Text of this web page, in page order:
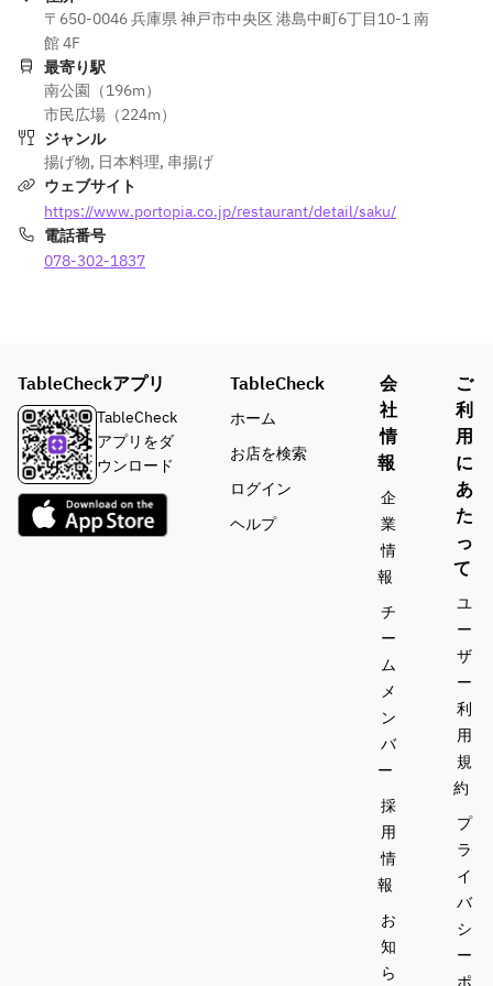
〒650-0046 兵庫県 神戸市中央区 港島中町6丁目10-1 南
館 4F
最寄り駅
南公園（196m）
市民広場（224m）
ジャンル
揚げ物, 日本料理, 串揚げ
ウェブサイト
https://www.portopia.co.jp/restaurant/detail/saku/
電話番号
078-302-1837
TableCheckアプリ
TableCheck
アプリをダ
ウンロード
TableCheck
ホーム
お店を検索
ログイン
ヘルプ
会
社
情
報
企
業
情
報
チ
ー
ム
メ
ン
バ
ー
採
用
情
報
お
知
ら
ご
利
用
に
あ
た
っ
て
ユ
ー
ザ
ー
利
用
規
約
プ
ラ
イ
バ
シ
ー
ポ